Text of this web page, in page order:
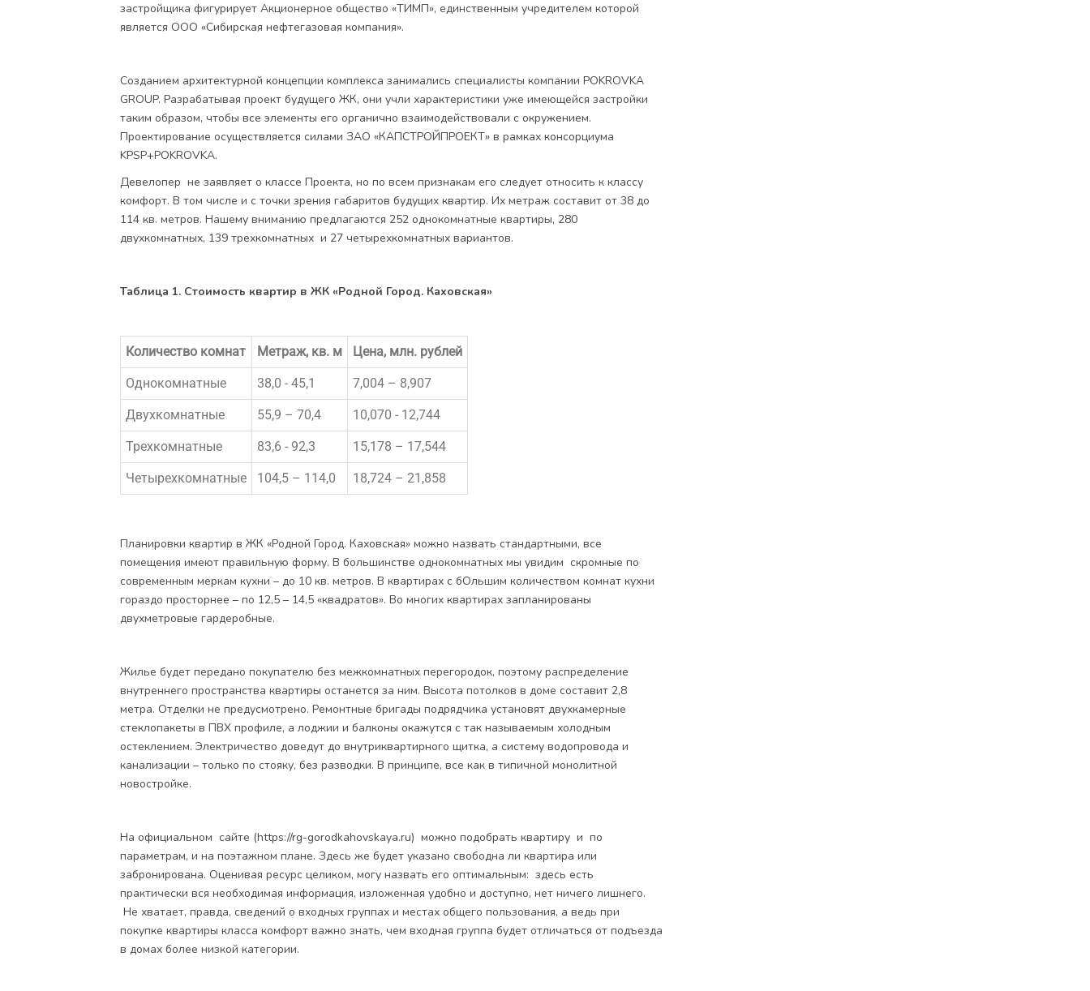
застройщика фигурирует Акционерное общество «ТИМП», единственным учредителем которой
является ООО «Сибирская нефтегазовая компания».
Созданием архитектурной концепции комплекса занимались специалисты компании POKROVKA
GROUP. Разрабатывая проект будущего ЖК, они учли характеристики уже имеющейся застройки
таким образом, чтобы все элементы его органично взаимодействовали с окружением.
Проектирование осуществляется силами ЗАО «КАПСТРОЙПРОЕКТ» в рамках консорциума
KPSP+POKROVKA.
Девелопер не заявляет о классе Проекта, но по всем признакам его следует относить к классу
комфорт. В том числе и с точки зрения габаритов будущих квартир. Их метраж составит от 38 до
114 кв. метров. Нашему вниманию предлагаются 252 однокомнатные квартиры, 280
двухкомнатных, 139 трехкомнатных и 27 четырехкомнатных вариантов.
Таблица 1. Стоимость квартир в ЖК «Родной Город. Каховская»
Количество комнат Метраж, кв. м Цена, млн. рублей
Однокомнатные 38,0 - 45,1 7,004 – 8,907
Двухкомнатные 55,9 – 70,4 10,070 - 12,744
Трехкомнатные 83,6 - 92,3 15,178 – 17,544
Четырехкомнатные 104,5 – 114,0 18,724 – 21,858
Планировки квартир в ЖК «Родной Город. Каховская» можно назвать стандартными, все
помещения имеют правильную форму. В большинстве однокомнатных мы увидим скромные по
современным меркам кухни – до 10 кв. метров. В квартирах с бОльшим количеством комнат кухни
гораздо просторнее – по 12,5 – 14,5 «квадратов». Во многих квартирах запланированы
двухметровые гардеробные.
Жилье будет передано покупателю без межкомнатных перегородок, поэтому распределение
внутреннего пространства квартиры останется за ним. Высота потолков в доме составит 2,8
метра. Отделки не предусмотрено. Ремонтные бригады подрядчика установят двухкамерные
стеклопакеты в ПВХ профиле, а лоджии и балконы окажутся с так называемым холодным
остеклением. Электричество доведут до внутриквартирного щитка, а систему водопровода и
канализации – только по стояку, без разводки. В принципе, все как в типичной монолитной
новостройке.
На официальном сайте (https://rg-gorodkahovskaya.ru) можно подобрать квартиру и по
параметрам, и на поэтажном плане. Здесь же будет указано свободна ли квартира или
забронирована. Оценивая ресурс целиком, могу назвать его оптимальным: здесь есть
практически вся необходимая информация, изложенная удобно и доступно, нет ничего лишнего.
Не хватает, правда, сведений о входных группах и местах общего пользования, а ведь при
покупке квартиры класса комфорт важно знать, чем входная группа будет отличаться от подъезда
в домах более низкой категории.